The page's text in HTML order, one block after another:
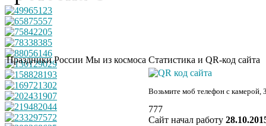
Праздники России Мы из космоса Статистика и QR-код сайта
Возьмите моб телефон с камерой,
777
Сайт начал работу